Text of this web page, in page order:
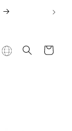
Warenkorb